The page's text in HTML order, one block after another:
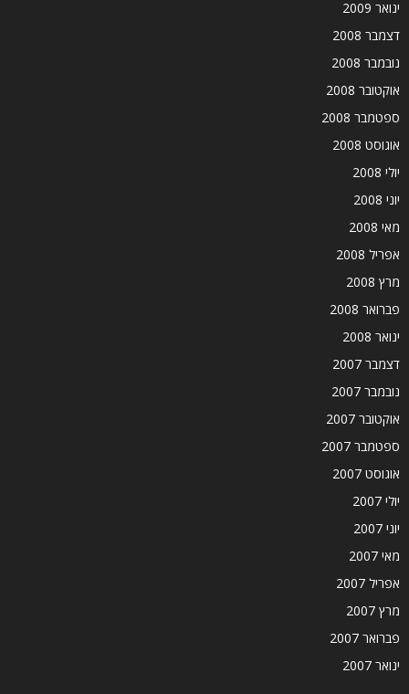
ינואר 2009
דצמבר 2008
נובמבר 2008
אוקטובר 2008
ספטמבר 2008
אוגוסט 2008
יולי 2008
יוני 2008
מאי 2008
אפריל 2008
מרץ 2008
פברואר 2008
ינואר 2008
דצמבר 2007
נובמבר 2007
אוקטובר 2007
ספטמבר 2007
אוגוסט 2007
יולי 2007
יוני 2007
מאי 2007
אפריל 2007
מרץ 2007
פברואר 2007
ינואר 2007